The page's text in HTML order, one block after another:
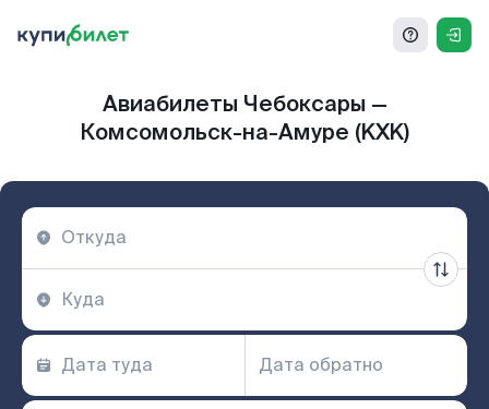
Авиабилеты Чебоксары —
Комсомольск-на-Амуре (KXK)